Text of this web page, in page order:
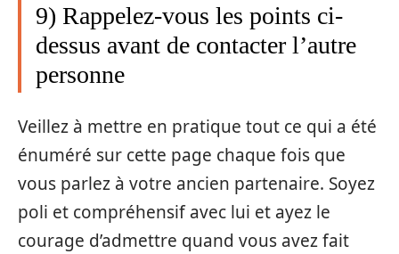
9) Rappelez-vous les points ci-
dessus avant de contacter l’autre
personne
Veillez à mettre en pratique tout ce qui a été
énuméré sur cette page chaque fois que
vous parlez à votre ancien partenaire. Soyez
poli et compréhensif avec lui et ayez le
courage d’admettre quand vous avez fait